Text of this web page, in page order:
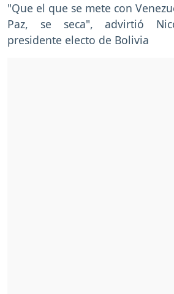
"Que el que se mete con
Paz, se seca", advirtió
presidente electo de Bolivia